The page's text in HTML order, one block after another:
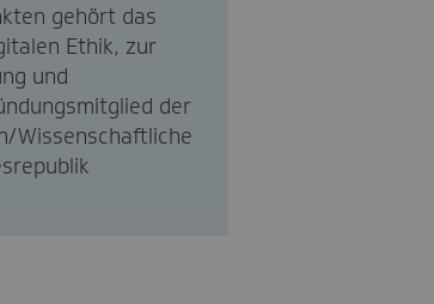
gehört das
Ethik, zur
und
der
Wissenschaftliche